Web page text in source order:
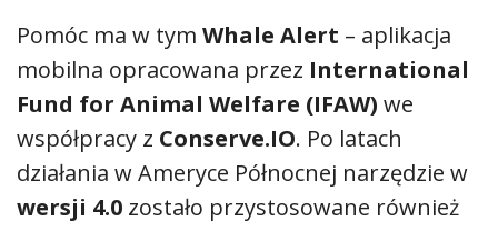
Pomóc ma w tym Whale Alert – aplikacja
mobilna opracowana przez International
Fund for Animal Welfare (IFAW) we
współpracy z Conserve.IO. Po latach
działania w Ameryce Północnej narzędzie w
wersji 4.0 zostało przystosowane również